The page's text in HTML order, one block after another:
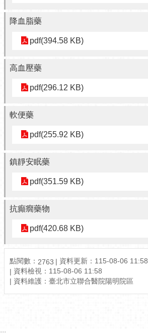
降血脂藥
pdf(394.58 KB)
高血壓藥
pdf(296.12 KB)
軟便藥
pdf(255.92 KB)
鎮靜安眠藥
pdf(351.59 KB)
抗癲癇藥物
pdf(420.68 KB)
點閱數： 2763 資料更新： 115-08-06 11:58
資料檢視： 115-08-06 11:58
資料維護： 臺北市立聯合醫院陽明院區